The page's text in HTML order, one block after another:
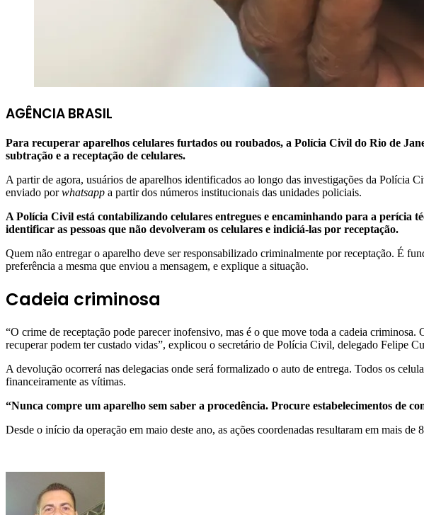
AGÊNCIA BRASIL
Para recuperar aparelhos celulares furtados ou roubados, a Polícia Civil do Rio de
subtração e a receptação de celulares.
A partir de agora, usuários de aparelhos identificados ao longo das investigações da Polícia
enviado porwhatsapp a partir dos números institucionais das unidades policiais.
A Polícia Civil está contabilizando celulares entregues e encaminhando para a perícia
identificar as pessoas que não devolveram os celulares e indiciá-las por receptação.
Quem não entregar o aparelho deve ser responsabilizado criminalmente por receptação. É
preferência a mesma que enviou a mensagem, e explique a situação.
Cadeia criminosa
“O crime de receptação pode parecer inofensivo, mas é o que move toda a cadeia
recuperar podem ter custado vidas”, explicou o secretário de Polícia Civil, delegado Felipe
A devolução ocorrerá nas delegacias onde será formalizado o auto de entrega. Todos os
financeiramente as vítimas.
“Nunca compre um aparelho sem saber a procedência. Procure estabelecimentos de
Desde o início da operação em maio deste ano, as ações coordenadas resultaram em mais